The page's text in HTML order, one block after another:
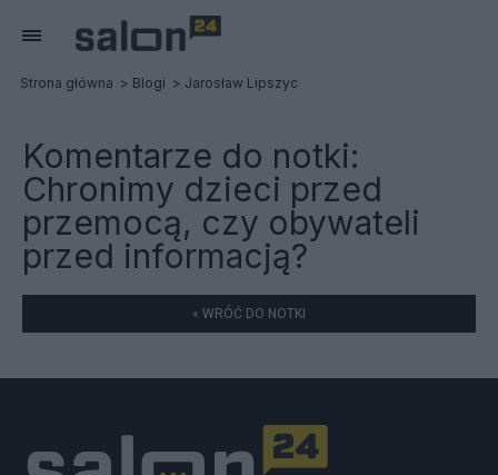
Strona główna Blogi Jarosław Lipszyc
Komentarze do notki:
Chronimy dzieci przed
przemocą, czy obywateli
przed informacją?
« WRÓĆ DO NOTKI